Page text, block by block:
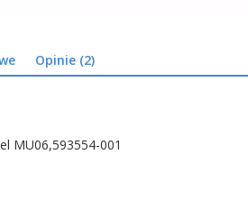
Opinie (2)
MU06,593554-001